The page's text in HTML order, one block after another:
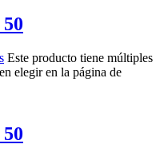
Este producto tiene múltiples
elegir en la página de